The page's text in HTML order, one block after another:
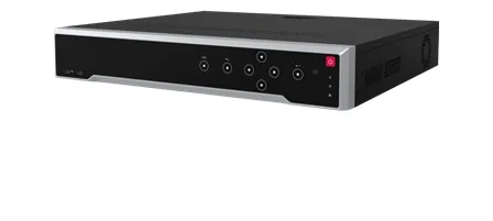
Referanser
Nettbutikk